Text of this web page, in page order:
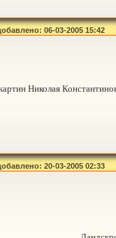
06-03-2005 15:42
Николая
20-03-2005 02:33